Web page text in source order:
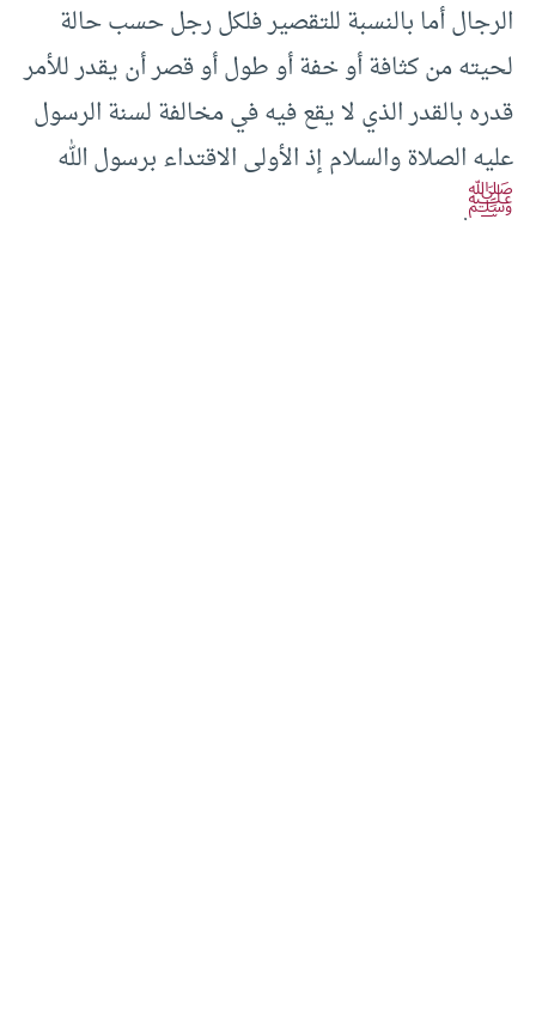
الرجال أما بالنسبة للتقصير فلكل رجل حسب حالة
لحيته من كثافة أو خفة أو طول أو قصر أن يقدر للأمر
قدره بالقدر الذي لا يقع فيه في مخالفة لسنة الرسول
عليه الصلاة والسلام إذ الأولى الاقتداء برسول الله
ﷺ.